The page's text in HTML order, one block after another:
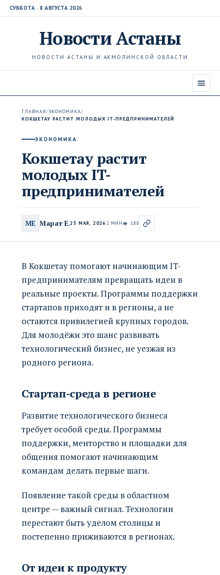
СУББОТА · 8 АВГУСТА 2026
НовостиАстаны
НОВОСТИ АСТАНЫ И АКМОЛИНСКОЙ ОБЛАСТИ
ГЛАВНАЯ/ЭКОНОМИКА/
КОКШЕТАУ РАСТИТ МОЛОДЫХ IT-ПРЕДПРИНИМАТЕЛЕЙ
ЭКОНОМИКА
Кокшетау растит
молодых IT-
предпринимателей
МЕ Марат Е.23 МАЯ, 2026 2 МИН👁 188
В Кокшетау помогают начинающим IT-
предпринимателям превращать идеи в
реальные проекты. Программы поддержки
стартапов приходят и в регионы, а не
остаются привилегией крупных городов.
Для молодёжи это шанс развивать
технологический бизнес, не уезжая из
родного региона.
Стартап-среда в регионе
Развитие технологического бизнеса
требует особой среды. Программы
поддержки, менторство и площадки для
общения помогают начинающим
командам делать первые шаги.
Появление такой среды в областном
центре — важный сигнал. Технологии
перестают быть уделом столицы и
постепенно приживаются в регионах.
От идеи к продукту